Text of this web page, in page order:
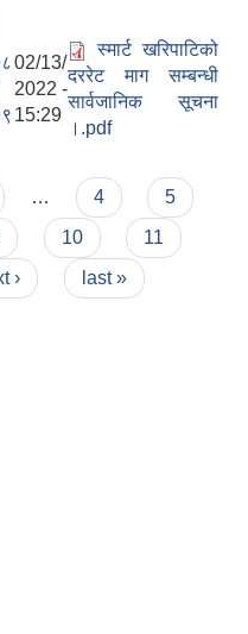
02/13/
2022 -
15:29
स्मार्ट खरिपाटिको
दररेट माग सम्बन्धी
सार्वजानिक सूचना
।.pdf
… 4
5
10
11
› last »